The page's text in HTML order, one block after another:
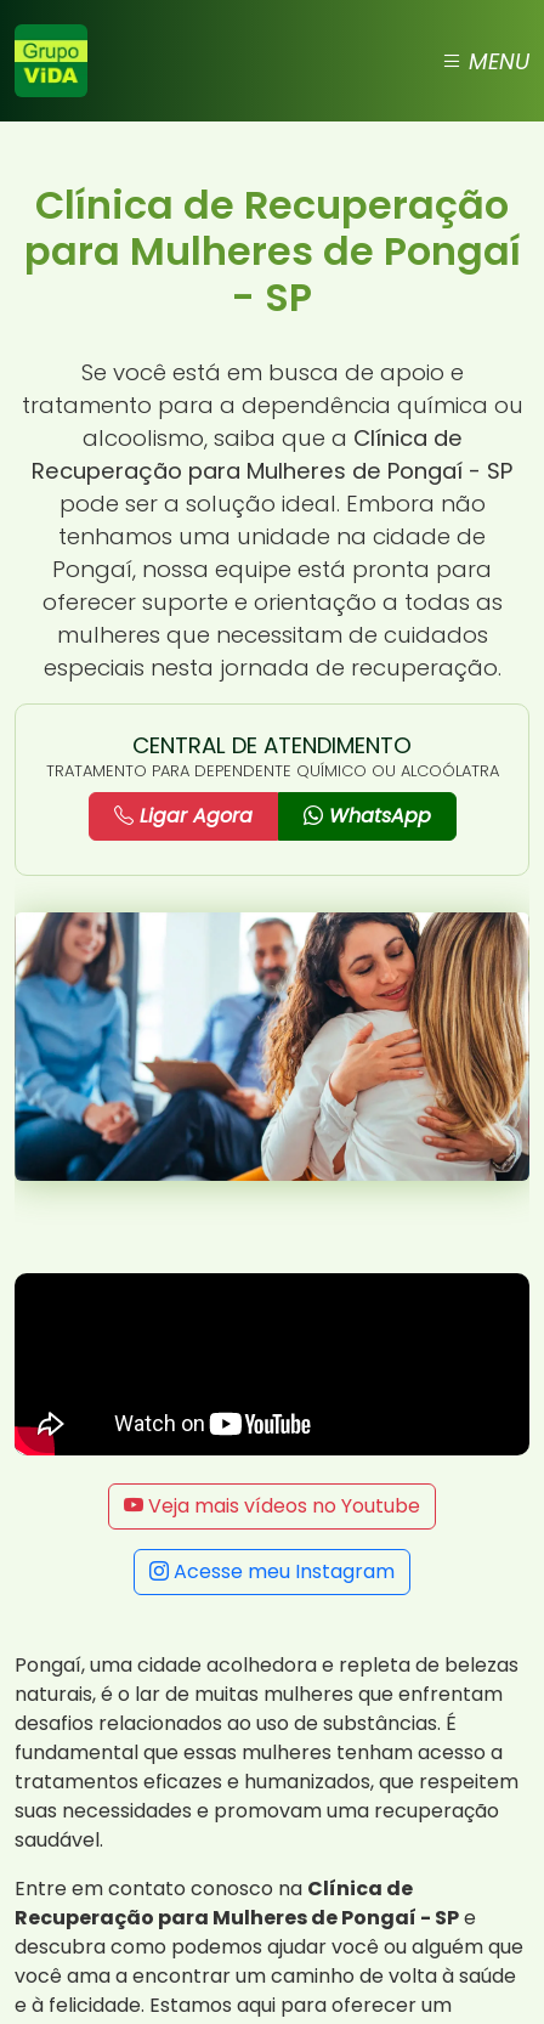
MENU
Clínica de Recuperação
para Mulheres de Pongaí
- SP
Se você está em busca de apoio e
tratamento para a dependência química ou
alcoolismo, saiba que a Clínica de
Recuperação para Mulheres de Pongaí - SP
pode ser a solução ideal. Embora não
tenhamos uma unidade na cidade de
Pongaí, nossa equipe está pronta para
oferecer suporte e orientação a todas as
mulheres que necessitam de cuidados
especiais nesta jornada de recuperação.
CENTRAL DE ATENDIMENTO
TRATAMENTO PARA DEPENDENTE QUÍMICO OU ALCOÓLATRA
Ligar Agora WhatsApp
Veja mais vídeos no Youtube
Acesse meu Instagram
Pongaí, uma cidade acolhedora e repleta de belezas
naturais, é o lar de muitas mulheres que enfrentam
desafios relacionados ao uso de substâncias. É
fundamental que essas mulheres tenham acesso a
tratamentos eficazes e humanizados, que respeitem
suas necessidades e promovam uma recuperação
saudável.
Entre em contato conosco na Clínica de
Recuperação para Mulheres de Pongaí - SPe
descubra como podemos ajudar você ou alguém que
você ama a encontrar um caminho de volta à saúde
e à felicidade. Estamos aqui para oferecer um